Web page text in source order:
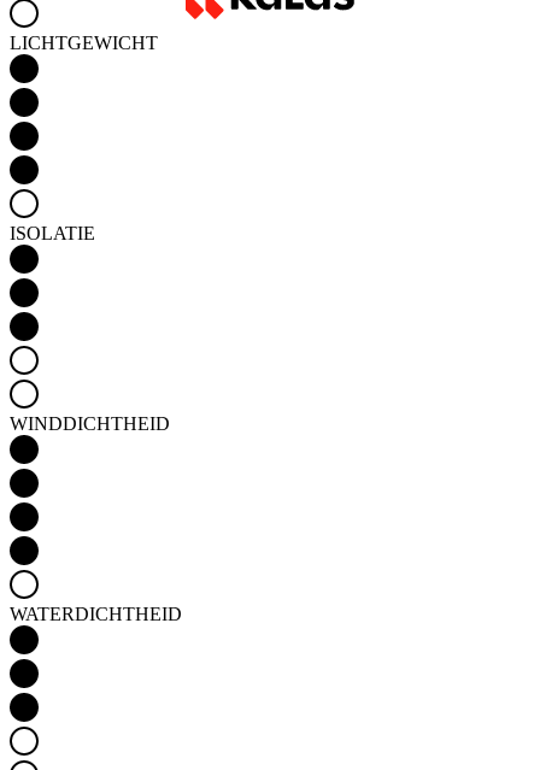
LICHTGEWICHT
ISOLATIE
WINDDICHTHEID
WATERDICHTHEID